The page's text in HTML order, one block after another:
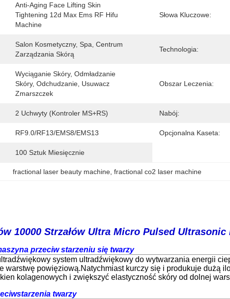
Anti-Aging Face Lifting Skin
Tightening 12d Max Ems RF Hifu
Machine
Słowa Kluczowe:
Salon Kosmetyczny, Spa, Centrum
Zarządzania Skórą
Technologia:
Wyciąganie Skóry, Odmładzanie
Skóry, Odchudzanie, Usuwacz
Zmarszczek
Obszar Leczenia:
2 Uchwyty (kontroler MS+RS) Nabój:
RF9.0/RF13/EMS8/EMS13 Opcjonalna Kaseta:
100 Sztuk Miesięcznie
fractional laser beauty machine , fractional co2 laser machine
10000 Strzałów Ultra Micro Pulsed
przeciw starzeniu się twarzy
system ultradźwiękowy do wytwarzania energii
warstwę powięziową.Natychmiast kurczy się i produkuje dużą
kolagenowych i zwiększyć elastyczność skóry od dolnej
twarzy